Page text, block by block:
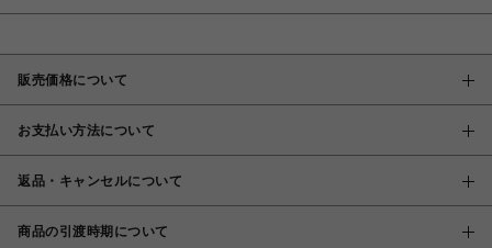
販売価格について
お支払い方法について
返品・キャンセルについて
商品の引渡時期について